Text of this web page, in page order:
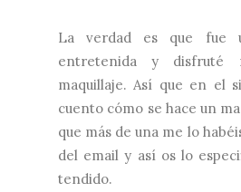
La verdad es que fue
entretenida y disfruté
maquillaje. Así que en el
cuento cómo se hace un
que más de una me lo
del email y así os lo
tendido.